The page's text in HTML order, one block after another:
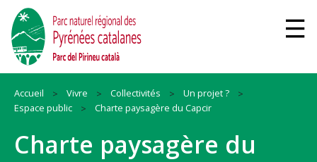
Accueil Vivre Collectivités
Un projet ?
Espace public
Charte paysagère du Capcir
Charte paysagère du